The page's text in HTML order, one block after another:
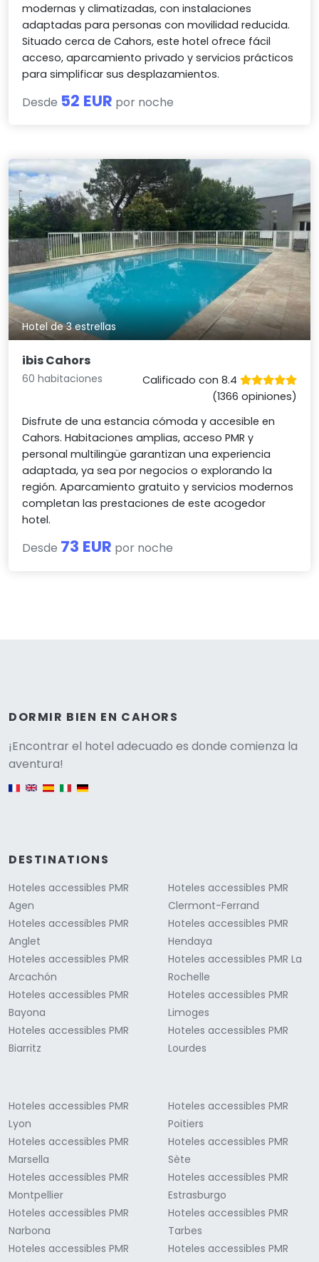
modernas y climatizadas, con instalaciones
adaptadas para personas con movilidad reducida.
Situado cerca de Cahors, este hotel ofrece fácil
acceso, aparcamiento privado y servicios prácticos
para simplificar sus desplazamientos.
Desde 52 EUR por noche
Hotel de 3 estrellas
ibis Cahors
60 habitaciones
Calificado con 8.4
(1366 opiniones)
Disfrute de una estancia cómoda y accesible en
Cahors. Habitaciones amplias, acceso PMR y
personal multilingüe garantizan una experiencia
adaptada, ya sea por negocios o explorando la
región. Aparcamiento gratuito y servicios modernos
completan las prestaciones de este acogedor
hotel.
Desde 73 EUR por noche
DORMIR BIEN EN CAHORS
¡Encontrar el hotel adecuado es donde comienza la
aventura!
DESTINATIONS
Hoteles accessibles PMR
Agen
Hoteles accessibles PMR
Anglet
Hoteles accessibles PMR
Arcachón
Hoteles accessibles PMR
Bayona
Hoteles accessibles PMR
Biarritz
Hoteles accessibles PMR
Clermont-Ferrand
Hoteles accessibles PMR
Hendaya
Hoteles accessibles PMR La
Rochelle
Hoteles accessibles PMR
Limoges
Hoteles accessibles PMR
Lourdes
Hoteles accessibles PMR
Lyon
Hoteles accessibles PMR
Marsella
Hoteles accessibles PMR
Montpellier
Hoteles accessibles PMR
Narbona
Hoteles accessibles PMR
Hoteles accessibles PMR
Poitiers
Hoteles accessibles PMR
Sète
Hoteles accessibles PMR
Estrasburgo
Hoteles accessibles PMR
Tarbes
Hoteles accessibles PMR